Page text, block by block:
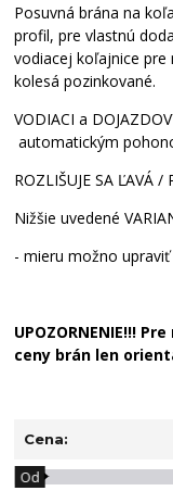
Posuvná brána na
profil, pre vlastnú
vodiacej koľajnice pre
kolesá pozinkované.
VODIACI a
automatickým
ROZLIŠUJE SA ĽAVÁ
Nižšie uvedené
- mieru možno
UPOZORNENIE!!!
ceny brán len
Cena:
Od